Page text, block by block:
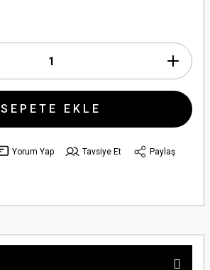
SEPETE EKLE
Yorum Yap Tavsiye Et
Paylaş